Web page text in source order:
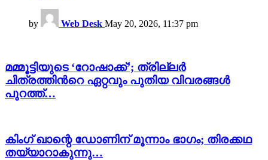
by Web Desk May 20, 2026, 11:37 pm
മമ്മൂട്ടിയുടെ ‘റോഷാക്ക്’; ത്രില്ലർ
ചിത്രത്തിന്‍റെ ഏറ്റവും പുതിയ വിവരങ്ങൾ
പുറത്ത്…
കിംഗ്‌ ഖാന്റെ ഡോണിന് മൂന്നാം ഭാഗം; തിരക്കഥ
തയ്യാറാകുന്നു…